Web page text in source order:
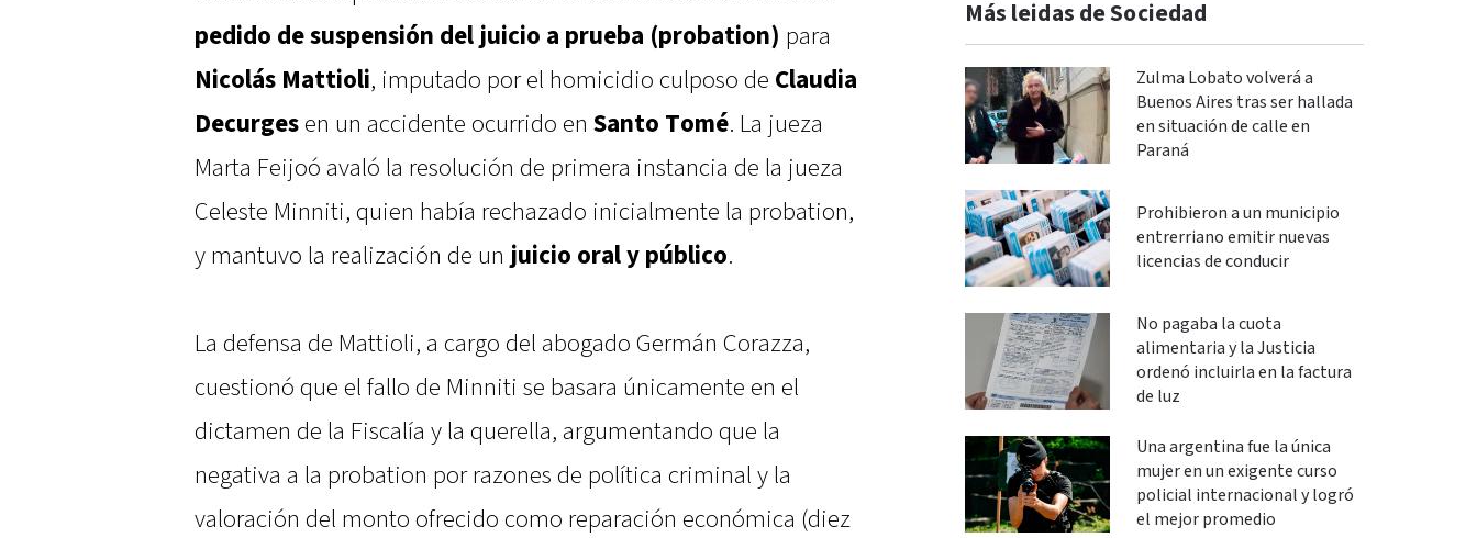
pedido de suspensión del juicio a prueba (probation) para
Nicolás Mattioli, imputado por el homicidio culposo de Claudia
Decurgesen un accidente ocurrido en Santo Tomé. La jueza
Marta Feijoó avaló la resolución de primera instancia de la jueza
Celeste Minniti, quien había rechazado inicialmente la probation,
y mantuvo la realización de unjuicio oral y público.
La defensa de Mattioli, a cargo del abogado Germán Corazza,
cuestionó que el fallo de Minniti se basara únicamente en el
dictamen de la Fiscalía y la querella, argumentando que la
negativa a la probation por razones de política criminal y la
valoración del monto ofrecido como reparación económica (diez
Más leidas de Sociedad
Zulma Lobato volverá a
Buenos Aires tras ser hallada
en situación de calle en
Paraná
Prohibieron a un municipio
entrerriano emitir nuevas
licencias de conducir
No pagaba la cuota
alimentaria y la Justicia
ordenó incluirla en la factura
de luz
Una argentina fue la única
mujer en un exigente curso
policial internacional y logró
el mejor promedio